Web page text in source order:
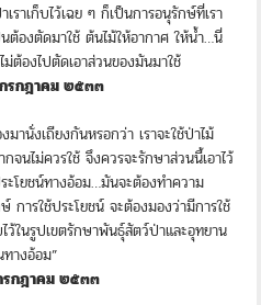
าเก็บไว้เฉย ๆ ก็เป็นการอนุรักษ์ที่เรา
นต้องตัดมาใช้ ต้นไม้ให้อากาศ ให้น้ำ…นี่
ม่ต้องไปตัดเอาส่วนของมันมาใช้
รกฎาคม ๒๕๓๓
มานั่งเถียงกันหรอกว่า เราจะใช้ป่าไม้
จนไม่ควรใช้ จึงควรจะรักษาส่วนนี้เอาไว้
ะโยชน์ทางอ้อม…มันจะต้องทำความ
การใช้ประโยชน์ จะต้องมองว่ามีการใช้
ว้ในรูปเขตรักษาพันธุ์สัตว์ป่าและอุทยาน
างอ้อม”
รกฎาคม ๒๕๓๓